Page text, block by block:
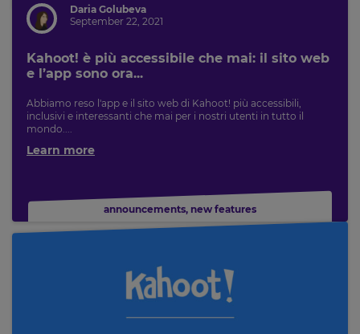
Daria Golubeva
September 22, 2021
Kahoot! è più accessibile che mai: il sito web
e l’app sono ora...
Abbiamo reso l'app e il sito web di Kahoot! più accessibili,
inclusivi e interessanti che mai per i nostri utenti in tutto il
mondo....
Learn more
announcements, new features
Cancel
Settings